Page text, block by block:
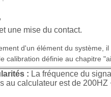
une mise du contact.
d'un élément du système, il
calibration définie au chapitre
: La fréquence du
au calculateur est de 200HZ